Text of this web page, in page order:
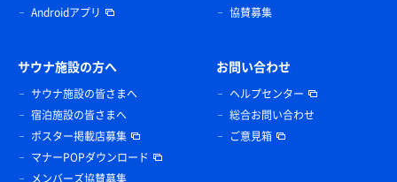
Androidアプリ
協賛募集
サウナ施設の方へ
サウナ施設の皆さまへ
宿泊施設の皆さまへ
ポスター掲載店募集
マナーPOPダウンロード
メンバーズ協賛募集
お問い合わせ
ヘルプセンター
総合お問い合わせ
ご意見箱